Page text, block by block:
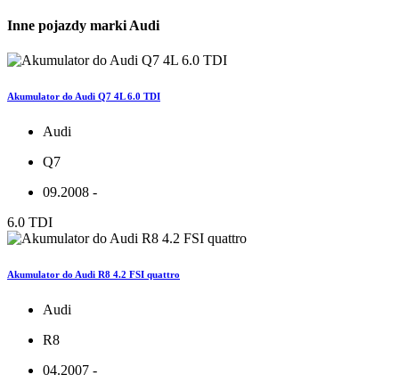
Inne pojazdy marki Audi
Akumulator do Audi Q7 4L 6.0 TDI
Audi
Q7
09.2008 -
6.0 TDI
Akumulator do Audi R8 4.2 FSI quattro
Audi
R8
04.2007 -